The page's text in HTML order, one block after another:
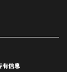
有信息